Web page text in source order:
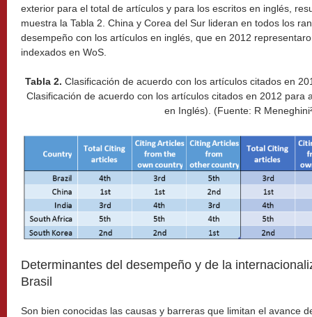
exterior para el total de artículos y para los escritos en inglés,
muestra la Tabla 2. China y Corea del Sur lideran en todos los
desempeño con los artículos en inglés, que en 2012
indexados en WoS.
Tabla 2. Clasificación de acuerdo con los artículos citados en
Clasificación de acuerdo con los artículos citados en 2012 para
en Inglés). (Fuente: R
Determinantes del desempeño y de la
Brasil
Son bien conocidas las causas y barreras que limitan el avance